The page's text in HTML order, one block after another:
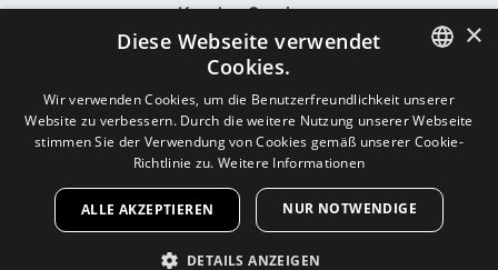
Kunden Services
Konto erstellen
Schon Kunde? Einloggen
Copyright © 2026 CNC - Online Shop
GERMAN
×
Diese Webseite verwendet
Cookies.
Wir verwenden Cookies, um die Benutzerfreundlichkeit unserer
Website zu verbessern. Durch die weitere Nutzung unserer Webseite
stimmen Sie der Verwendung von Cookies gemäß unserer Cookie-
Richtlinie zu. Weitere Informationen
ALLE AKZEPTIEREN NUR NOTWENDIGE
DETAILS ANZEIGEN